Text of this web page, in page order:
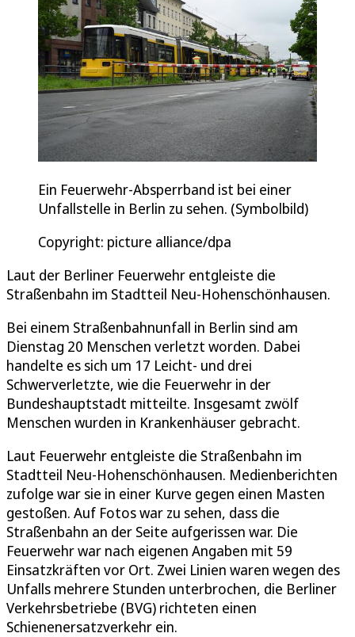
Ein Feuerwehr-Absperrband ist bei einer
Unfallstelle in Berlin zu sehen. (Symbolbild)
Copyright: picture alliance/dpa
Laut der Berliner Feuerwehr entgleiste die
Straßenbahn im Stadtteil Neu-Hohenschönhausen.
Bei einem Straßenbahnunfall in Berlin sind am
Dienstag 20 Menschen verletzt worden. Dabei
handelte es sich um 17 Leicht- und drei
Schwerverletzte, wie die Feuerwehr in der
Bundeshauptstadt mitteilte. Insgesamt zwölf
Menschen wurden in Krankenhäuser gebracht.
Laut Feuerwehr entgleiste die Straßenbahn im
Stadtteil Neu-Hohenschönhausen. Medienberichten
zufolge war sie in einer Kurve gegen einen Masten
gestoßen. Auf Fotos war zu sehen, dass die
Straßenbahn an der Seite aufgerissen war. Die
Feuerwehr war nach eigenen Angaben mit 59
Einsatzkräften vor Ort. Zwei Linien waren wegen des
Unfalls mehrere Stunden unterbrochen, die Berliner
Verkehrsbetriebe (BVG) richteten einen
Schienenersatzverkehr ein.